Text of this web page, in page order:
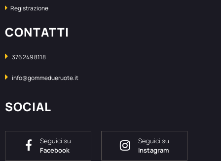
Registrazione
CONTATTI
376 249 8118
info@gommedueruote.it
SOCIAL
Seguici su
Facebook
Seguici su
Instagram